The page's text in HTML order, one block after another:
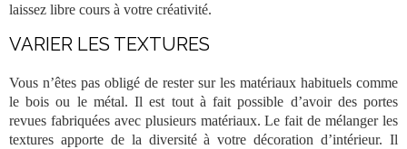
laissez libre cours à votre créativité.
VARIER LES TEXTURES
Vous n’êtes pas obligé de rester sur les matériaux habituels comme
le bois ou le métal. Il est tout à fait possible d’avoir des portes
revues fabriquées avec plusieurs matériaux. Le fait de mélanger les
textures apporte de la diversité à votre décoration d’intérieur. Il